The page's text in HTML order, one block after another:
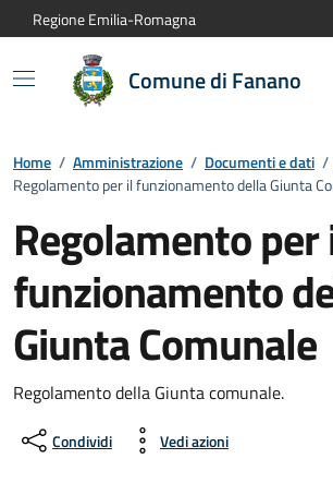
Vai al contenuto principale
Vai alla navigazione del sito
Vai al piede di pagina
Regione Emilia-Romagna
Comune di Fanano
Home / Amministrazione / Documenti e dati /
Regolamento per il funzionamento della Giunta
Regolamento per
funzionamento
Giunta Comunale
Regolamento della Giunta comunale.
Condividi Vedi azioni